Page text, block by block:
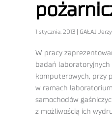
1 stycznia, 2013 | GAŁAJ
W pracy
badań laboratoryjnych
komputerowych, przy
w ramach
samochodów
z możliwością ich